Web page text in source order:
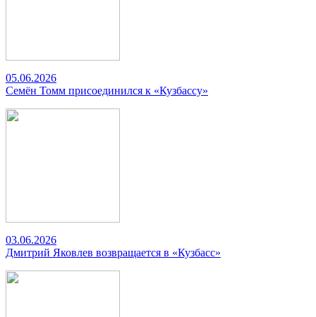
05.06.2026
Семён Томм присоединился к «Кузбассу»
03.06.2026
Дмитрий Яковлев возвращается в «Кузбасс»